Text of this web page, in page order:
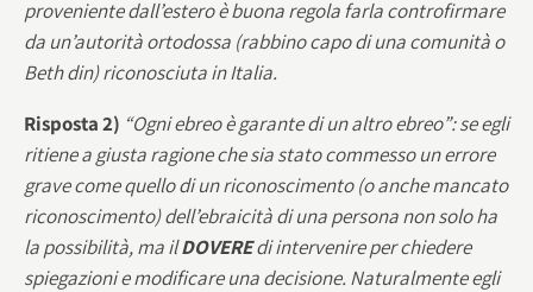
proveniente dall’estero è buona regola farla controfirmare
da un’autorità ortodossa (rabbino capo di una comunità o
Beth din) riconosciuta in Italia.
Risposta 2) “Ogni ebreo è garante di un altro ebreo”: se egli
ritiene a giusta ragione che sia stato commesso un errore
grave come quello di un riconoscimento (o anche mancato
riconoscimento) dell’ebraicità di una persona non solo ha
la possibilità, ma ilDOVEREdi intervenire per chiedere
spiegazioni e modificare una decisione. Naturalmente egli